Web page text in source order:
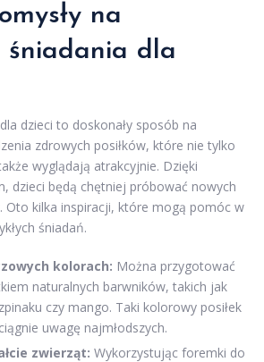
na
śniadania dla
dzieci to doskonały sposób na
zdrowych posiłków, które nie tylko
wyglądają atrakcyjnie. Dzięki
dzieci będą chętniej próbować nowych
Oto kilka inspiracji, które mogą pomóc w
śniadań.
kolorach: Można przygotować
naturalnych barwników, takich jak
czy mango. Taki kolorowy posiłek
uwagę najmłodszych.
zwierząt: Wykorzystując foremki do